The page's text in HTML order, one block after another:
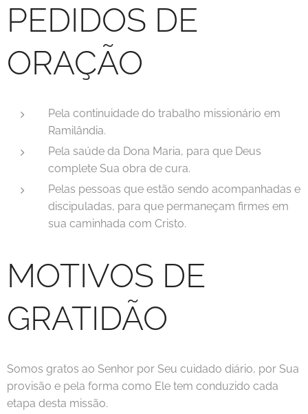
PEDIDOS DE
ORAÇÃO
Pela continuidade do trabalho missionário em
Ramilândia.
Pela saúde da Dona Maria, para que Deus
complete Sua obra de cura.
Pelas pessoas que estão sendo acompanhadas e
discipuladas, para que permaneçam firmes em
sua caminhada com Cristo.
MOTIVOS DE
GRATIDÃO
Somos gratos ao Senhor por Seu cuidado diário, por Sua
provisão e pela forma como Ele tem conduzido cada
etapa desta missão.